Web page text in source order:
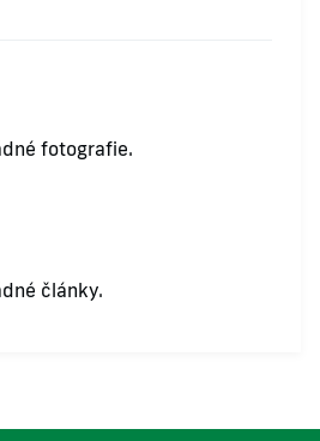
fotografie.
články.